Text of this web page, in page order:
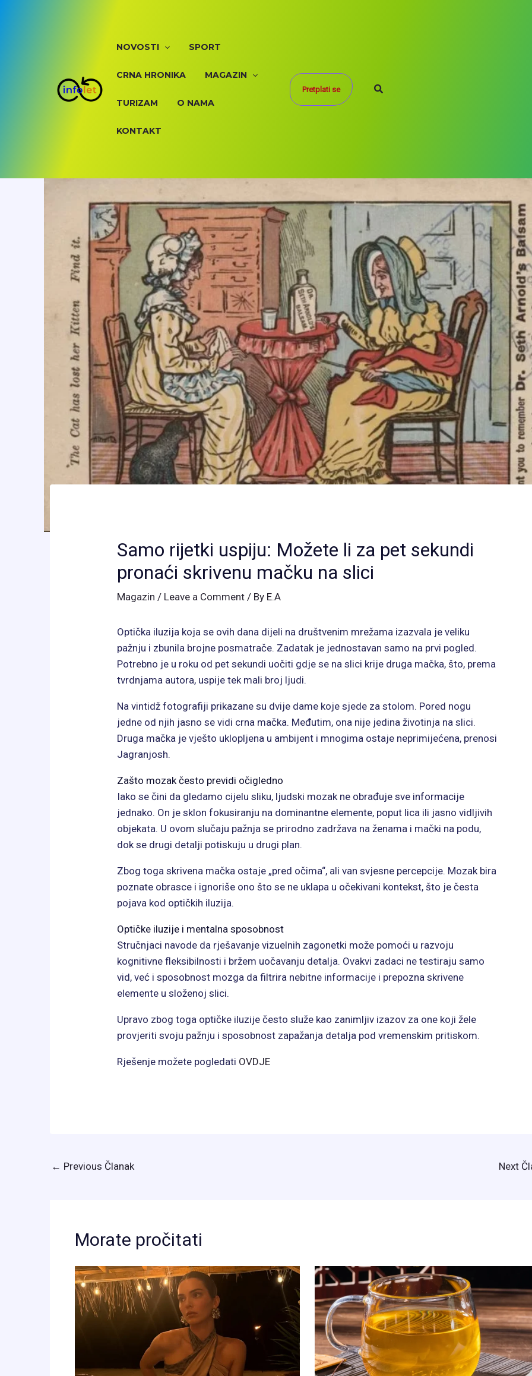
NOVOSTI SPORT
CRNA HRONIKA MAGAZIN
TURIZAM O NAMA
KONTAKT
Pretplati se Search
Samo rijetki uspiju: Možete li za pet sekundi
pronaći skrivenu mačku na slici
Magazin / Leave a Comment / By E.A
Optička iluzija koja se ovih dana dijeli na društvenim mrežama izazvala je veliku
pažnju i zbunila brojne posmatrače. Zadatak je jednostavan samo na prvi pogled.
Potrebno je u roku od pet sekundi uočiti gdje se na slici krije druga mačka, što, prema
tvrdnjama autora, uspije tek mali broj ljudi.
Na vintidž fotografiji prikazane su dvije dame koje sjede za stolom. Pored nogu
jedne od njih jasno se vidi crna mačka. Međutim, ona nije jedina životinja na slici.
Druga mačka je vješto uklopljena u ambijent i mnogima ostaje neprimijećena, prenosi
Jagranjosh.
Zašto mozak često previdi očigledno
Iako se čini da gledamo cijelu sliku, ljudski mozak ne obrađuje sve informacije
jednako. On je sklon fokusiranju na dominantne elemente, poput lica ili jasno vidljivih
objekata. U ovom slučaju pažnja se prirodno zadržava na ženama i mački na podu,
dok se drugi detalji potiskuju u drugi plan.
Zbog toga skrivena mačka ostaje „pred očima“, ali van svjesne percepcije. Mozak bira
poznate obrasce i ignoriše ono što se ne uklapa u očekivani kontekst, što je česta
pojava kod optičkih iluzija.
Optičke iluzije i mentalna sposobnost
Stručnjaci navode da rješavanje vizuelnih zagonetki može pomoći u razvoju
kognitivne fleksibilnosti i bržem uočavanju detalja. Ovakvi zadaci ne testiraju samo
vid, već i sposobnost mozga da filtrira nebitne informacije i prepozna skrivene
elemente u složenoj slici.
Upravo zbog toga optičke iluzije često služe kao zanimljiv izazov za one koji žele
provjeriti svoju pažnju i sposobnost zapažanja detalja pod vremenskim pritiskom.
Rješenje možete pogledati OVDJE
← Previous Članak Next
Morate pročitati